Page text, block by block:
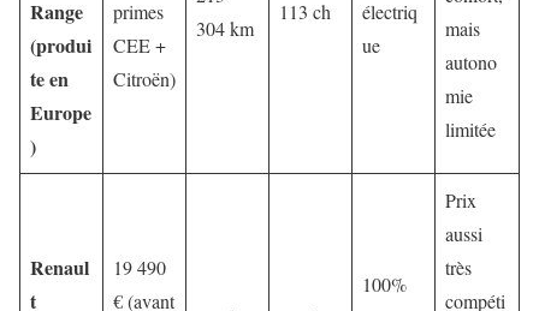
Range
(produi
te en
Europe
)
primes
CEE +
Citroën)
304 km
113 ch
électriq
ue
mais
autono
mie
limitée
Renaul
t
19 490
€ (avant
100%
Prix
aussi
très
compéti